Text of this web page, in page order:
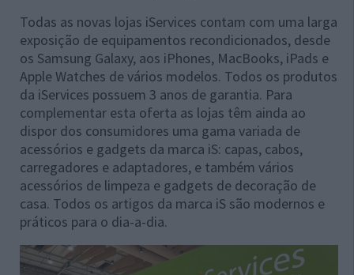
Todas as novas lojas iServices contam com uma larga
exposição de equipamentos recondicionados, desde
os Samsung Galaxy, aos iPhones, MacBooks, iPads e
Apple Watches de vários modelos. Todos os produtos
da iServices possuem 3 anos de garantia. Para
complementar esta oferta as lojas têm ainda ao
dispor dos consumidores uma gama variada de
acessórios e gadgets da marca iS: capas, cabos,
carregadores e adaptadores, e também vários
acessórios de limpeza e gadgets de decoração de
casa. Todos os artigos da marca iS são modernos e
práticos para o dia-a-dia.